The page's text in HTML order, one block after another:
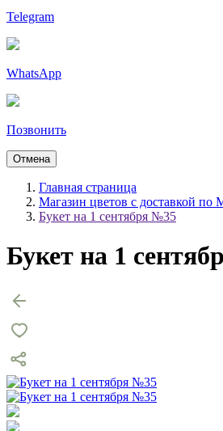
Telegram
WhatsApp
Позвонить
Отмена
Главная страница
Магазин цветов с доставкой по
Букет на 1 сентября №35
Букет на 1